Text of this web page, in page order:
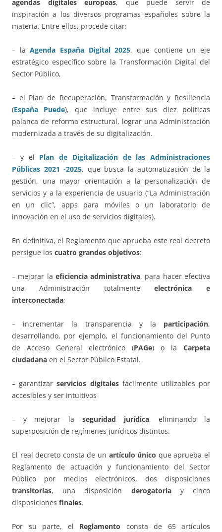
agendas digitales europeas, que puede servir de
inspiración a los diversos programas españoles sobre la
materia. Entre ellos, procede citar:
– laAgenda España Digital 2025, que contiene un eje
estratégico específico sobre la Transformación Digital del
Sector Público,
– el Plan de Recuperación, Transformación y Resiliencia
(España Puede), que incluye entre sus diez políticas
palanca de reforma estructural, lograr una Administración
modernizada a través de su digitalización.
– y el Plan de Digitalización de las Administraciones
Públicas 2021 -2025, que busca la automatización de la
gestión, una mayor orientación a la personalización de
servicios y a la experiencia de usuario (“La Administración
en un clic”, apps para móviles o un laboratorio de
innovación en el uso de servicios digitales).
En definitiva, el Reglamento que aprueba este real decreto
persigue los cuatro grandes objetivos:
– mejorar la eficiencia administrativa, para hacer efectiva
una Administración totalmenteelectrónica e
interconectada;
– incrementar la transparencia y la participación,
desarrollando, por ejemplo, el funcionamiento del Punto
de Acceso General electrónico (PAGe) o la Carpeta
ciudadana en el Sector Público Estatal.
– garantizarservicios digitalesfácilmente utilizables por
accesibles y ser intuitivos
– y mejorar la seguridad jurídica, eliminando la
superposición de regímenes jurídicos distintos.
El real decreto consta de un artículo único que aprueba el
Reglamento de actuación y funcionamiento del Sector
Público por medios electrónicos, dos disposiciones
transitorias, una disposición derogatoriay cinco
disposiciones finales.
Por su parte, el Reglamento consta de 65 artículos